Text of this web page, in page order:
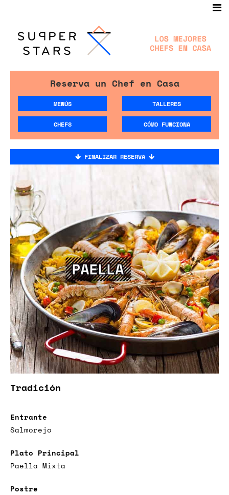
Reserva un Chef en Casa
MENÚS TALLERES
CHEFS CÓMO FUNCIONA
FINALIZAR RESERVA
Tradición
Entrante
Salmorejo
Plato Principal
Paella Mixta
Postre